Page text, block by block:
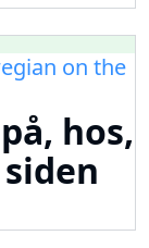
on the
hos,